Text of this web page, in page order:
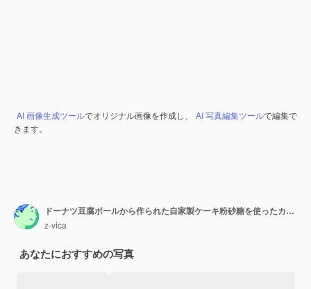
AI 画像生成ツールでオリジナル画像を作成し、 AI 写真編集ツールで編集で
きます。
ドーナツ豆腐ボールから作られた自家製ケーキ粉砂糖を使ったカッテージチーズドーナツSelectiv
z-vica
あなたにおすすめの写真